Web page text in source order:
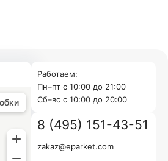
Работаем:
Пн–пт с 10:00 до 21:00
Cб–вс с 10:00 до 20:00
8 (495) 151-43-51
zakaz@eparket.com